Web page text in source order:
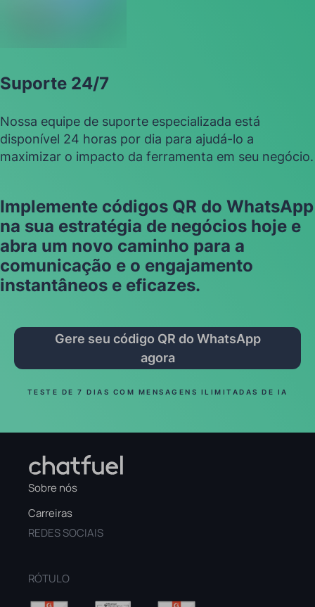
Suporte 24/7
Nossa equipe de suporte especializada está
disponível 24 horas por dia para ajudá-lo a
maximizar o impacto da ferramenta em seu negócio.
Implemente códigos QR do WhatsApp
na sua estratégia de negócios hoje e
abra um novo caminho para a
comunicação e o engajamento
instantâneos e eficazes.
Gere seu código QR do WhatsApp
agora
TESTE DE 7 DIAS COM MENSAGENS ILIMITADAS DE IA
Sobre nós
Carreiras
REDES SOCIAIS
RÓTULO